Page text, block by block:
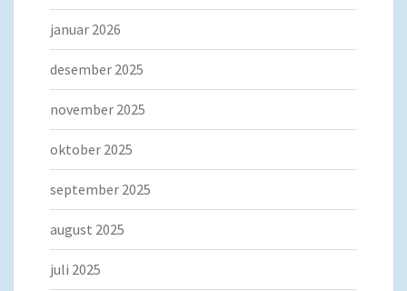
januar 2026
desember 2025
november 2025
oktober 2025
september 2025
august 2025
juli 2025